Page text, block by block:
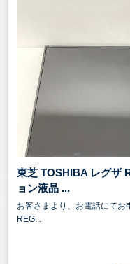
東芝 TOSHIBA レグザ
ョン液晶 ...
お客さまより、お電話にてお
REG...